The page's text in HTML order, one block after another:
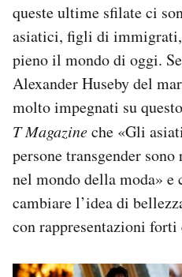
queste ultime sfilate ci
asiatici, figli di immigrati,
pieno il mondo di oggi.
Alexander Huseby del
molto impegnati su
T Magazineche «Gli
persone transgender
nel mondo della moda» e
cambiare l’idea di
con rappresentazioni